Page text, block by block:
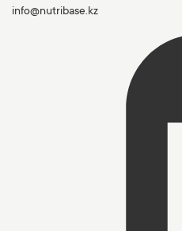
info@nutribase.kz